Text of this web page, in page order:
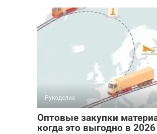
Рукоделие
Оптовые закупки
когда это выгодно в 2026